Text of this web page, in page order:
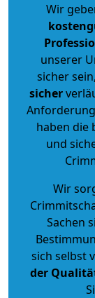
Wir
unserer
sicher
sicher
haben die
und
Wir
Sachen
sich selbst
der